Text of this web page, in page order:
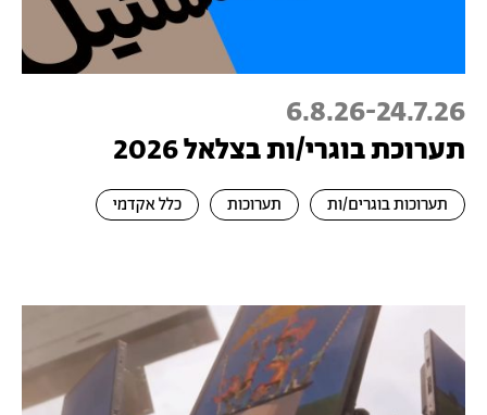
24.7.26
-
6.8.26
תערוכת בוגרי/ות בצלאל 2026
תערוכות בוגרים/ות תערוכות כלל אקדמי